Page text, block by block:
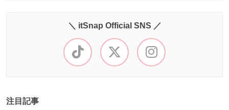
＼ itSnap Official SNS ／
注目記事